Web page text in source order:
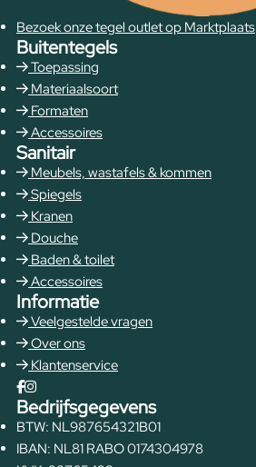
Bezoek onze tegel outlet op Marktplaats
Buitentegels
Toepassing
Materiaalsoort
Formaten
Accessoires
Sanitair
Meubels, wastafels & kommen
Spiegels
Kranen
Douche
Baden & toilet
Accessoires
Informatie
Veelgestelde vragen
Over ons
Klantenservice
Bedrijfsgegevens
BTW: NL987654321B01
IBAN: NL81 RABO 0174304978